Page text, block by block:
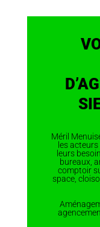
Méril
les
leurs
bureaux,
comptoir
space,